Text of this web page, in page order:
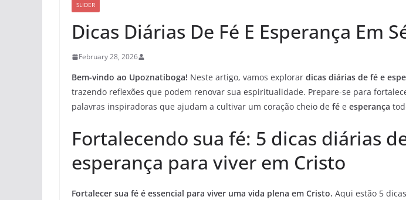
SLIDER
Dicas Diárias De Fé E Esperança Em
February 28, 2026
Bem-vindo ao Upoznatiboga! Neste artigo, vamos explorar dicas diárias de fé e
trazendo reflexões que podem renovar sua espiritualidade. Prepare-se para
palavras inspiradoras que ajudam a cultivar um coração cheio de fé e esperança
Fortalecendo sua fé: 5 dicas diárias
esperança para viver em Cristo
Fortalecer sua fé é essencial para viver uma vida plena em Cristo. Aqui estão 5